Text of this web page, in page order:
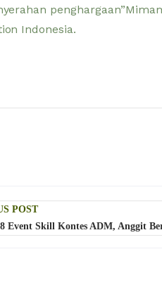
Indonesia.
POST